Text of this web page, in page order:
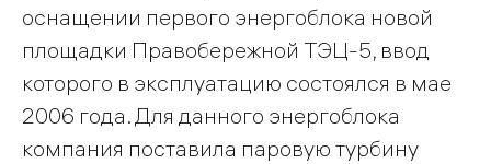
оснащении первого энергоблока новой
площадки Правобережной ТЭЦ-5, ввод
которого в эксплуатацию состоялся в мае
2006 года. Для данного энергоблока
компания поставила паровую турбину